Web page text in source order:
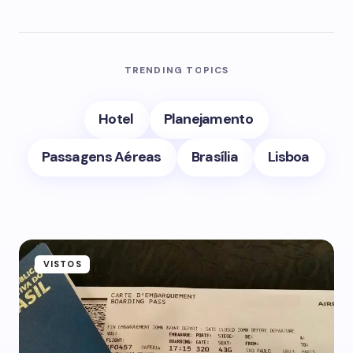
TRENDING TOPICS
Hotel
Planejamento
Passagens Aéreas
Brasília Lisboa
VISTOS